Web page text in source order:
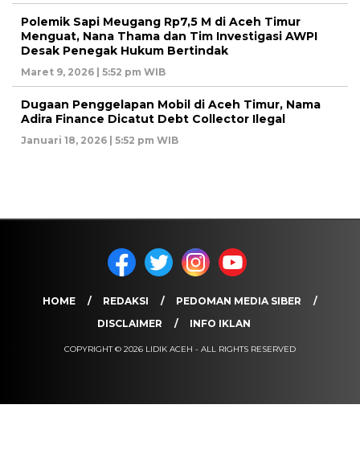
Polemik Sapi Meugang Rp7,5 M di Aceh Timur
Menguat, Nana Thama dan Tim Investigasi AWPI
Desak Penegak Hukum Bertindak
Maret 9, 2026 | 5:52 pm WIB
Dugaan Penggelapan Mobil di Aceh Timur, Nama
Adira Finance Dicatut Debt Collector Ilegal
Januari 18, 2026 | 5:52 pm WIB
HOME REDAKSI
PEDOMAN MEDIA SIBER
DISCLAIMER
INFO IKLAN
COPYRIGHT © 2026 LIDIK ACEH - ALL RIGHTS RESERVED